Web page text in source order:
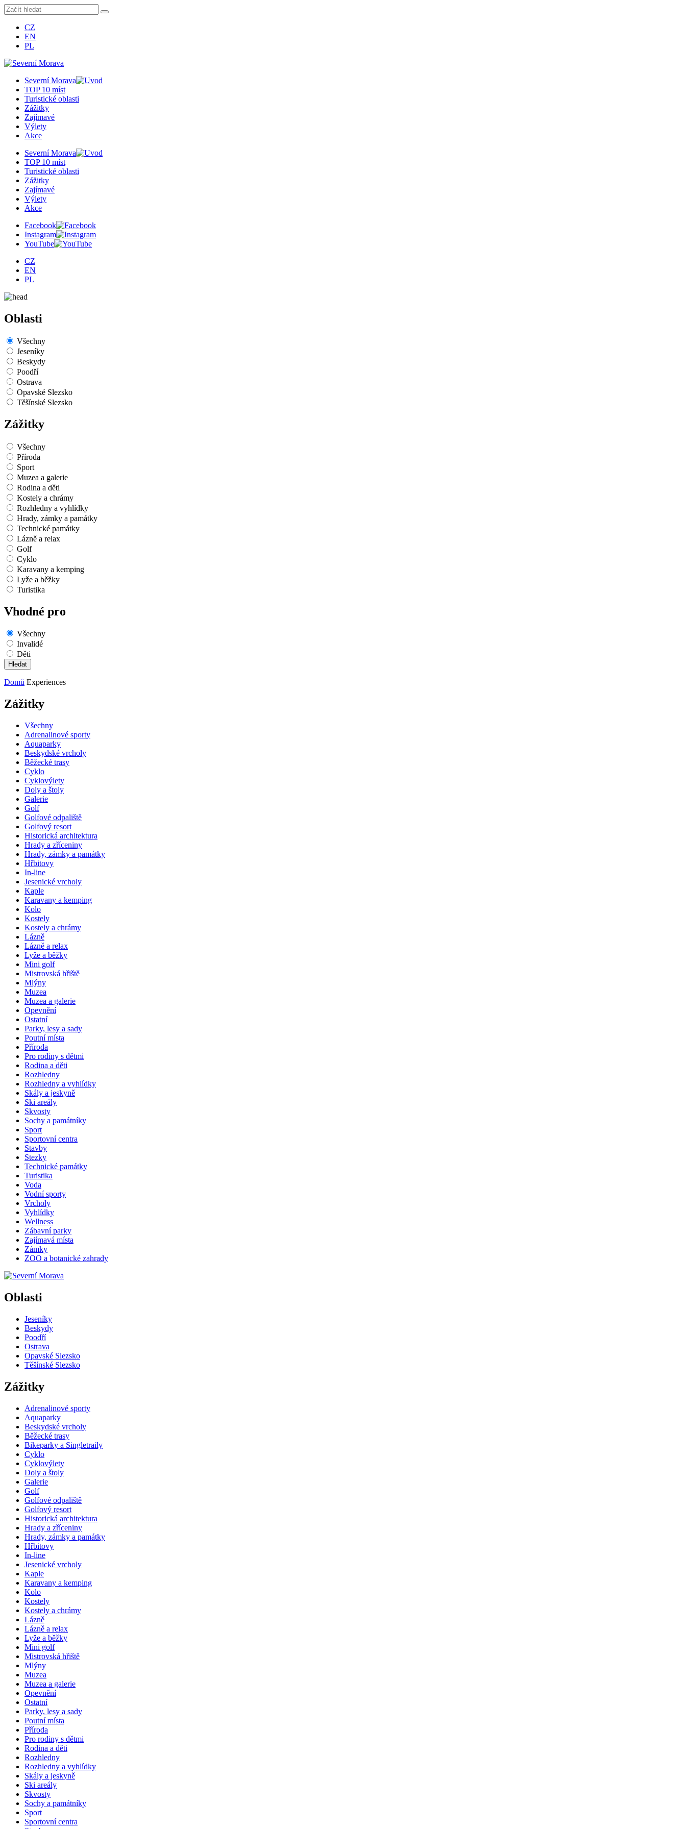
CZ
EN
PL
Severní Morava
TOP 10 míst
Turistické oblasti
Zážitky
Zajímavé
Výlety
Akce
Severní Morava
TOP 10 míst
Turistické oblasti
Zážitky
Zajímavé
Výlety
Akce
Facebook
Instagram
YouTube
CZ
EN
PL
Oblasti
Všechny
Jeseníky
Beskydy
Poodří
Ostrava
Opavské Slezsko
Těšínské Slezsko
Zážitky
Všechny
Příroda
Sport
Muzea a galerie
Rodina a děti
Kostely a chrámy
Rozhledny a vyhlídky
Hrady, zámky a památky
Technické památky
Lázně a relax
Golf
Cyklo
Karavany a kemping
Lyže a běžky
Turistika
Vhodné pro
Všechny
Invalidé
Děti
Domů Experiences
Zážitky
Všechny
Adrenalinové sporty
Aquaparky
Beskydské vrcholy
Běžecké trasy
Cyklo
Cyklovýlety
Doly a štoly
Galerie
Golf
Golfové odpaliště
Golfový resort
Historická architektura
Hrady a zříceniny
Hrady, zámky a památky
Hřbitovy
In-line
Jesenické vrcholy
Kaple
Karavany a kemping
Kolo
Kostely
Kostely a chrámy
Lázně
Lázně a relax
Lyže a běžky
Mini golf
Mistrovská hřiště
Mlýny
Muzea
Muzea a galerie
Opevnění
Ostatní
Parky, lesy a sady
Poutní místa
Příroda
Pro rodiny s dětmi
Rodina a děti
Rozhledny
Rozhledny a vyhlídky
Skály a jeskyně
Ski areály
Skvosty
Sochy a památníky
Sport
Sportovní centra
Stavby
Stezky
Technické památky
Turistika
Voda
Vodní sporty
Vrcholy
Vyhlídky
Wellness
Zábavní parky
Zajímavá místa
Zámky
ZOO a botanické zahrady
Oblasti
Jeseníky
Beskydy
Poodří
Ostrava
Opavské Slezsko
Těšínské Slezsko
Zážitky
Adrenalinové sporty
Aquaparky
Beskydské vrcholy
Běžecké trasy
Bikeparky a Singletraily
Cyklo
Cyklovýlety
Doly a štoly
Galerie
Golf
Golfové odpaliště
Golfový resort
Historická architektura
Hrady a zříceniny
Hrady, zámky a památky
Hřbitovy
In-line
Jesenické vrcholy
Kaple
Karavany a kemping
Kolo
Kostely
Kostely a chrámy
Lázně
Lázně a relax
Lyže a běžky
Mini golf
Mistrovská hřiště
Mlýny
Muzea
Muzea a galerie
Opevnění
Ostatní
Parky, lesy a sady
Poutní místa
Příroda
Pro rodiny s dětmi
Rodina a děti
Rozhledny
Rozhledny a vyhlídky
Skály a jeskyně
Ski areály
Skvosty
Sochy a památníky
Sport
Sportovní centra